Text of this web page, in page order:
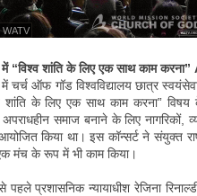
“विश्व शांति के लिए एक साथ काम करना”
में चर्च ऑफ गॉड विश्वविद्यालय छात्र
शांति के लिए एक साथ काम करना”
अपराधहीन समाज बनाने के लिए नागरिकों,
आयोजित किया था। इस कॉन्सर्ट ने
मंच के रूप में भी काम किया।
पहले प्रशासनिक न्यायाधीश रेजिना